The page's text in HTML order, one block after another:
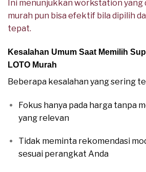
Ini menunjukkan workstation yang
murah pun bisa efektif bila dipilih
tepat.
Kesalahan Umum Saat Memilih
LOTO Murah
Beberapa kesalahan yang sering
Fokus hanya pada harga tanpa
yang relevan
Tidak meminta rekomendasi
sesuai perangkat Anda